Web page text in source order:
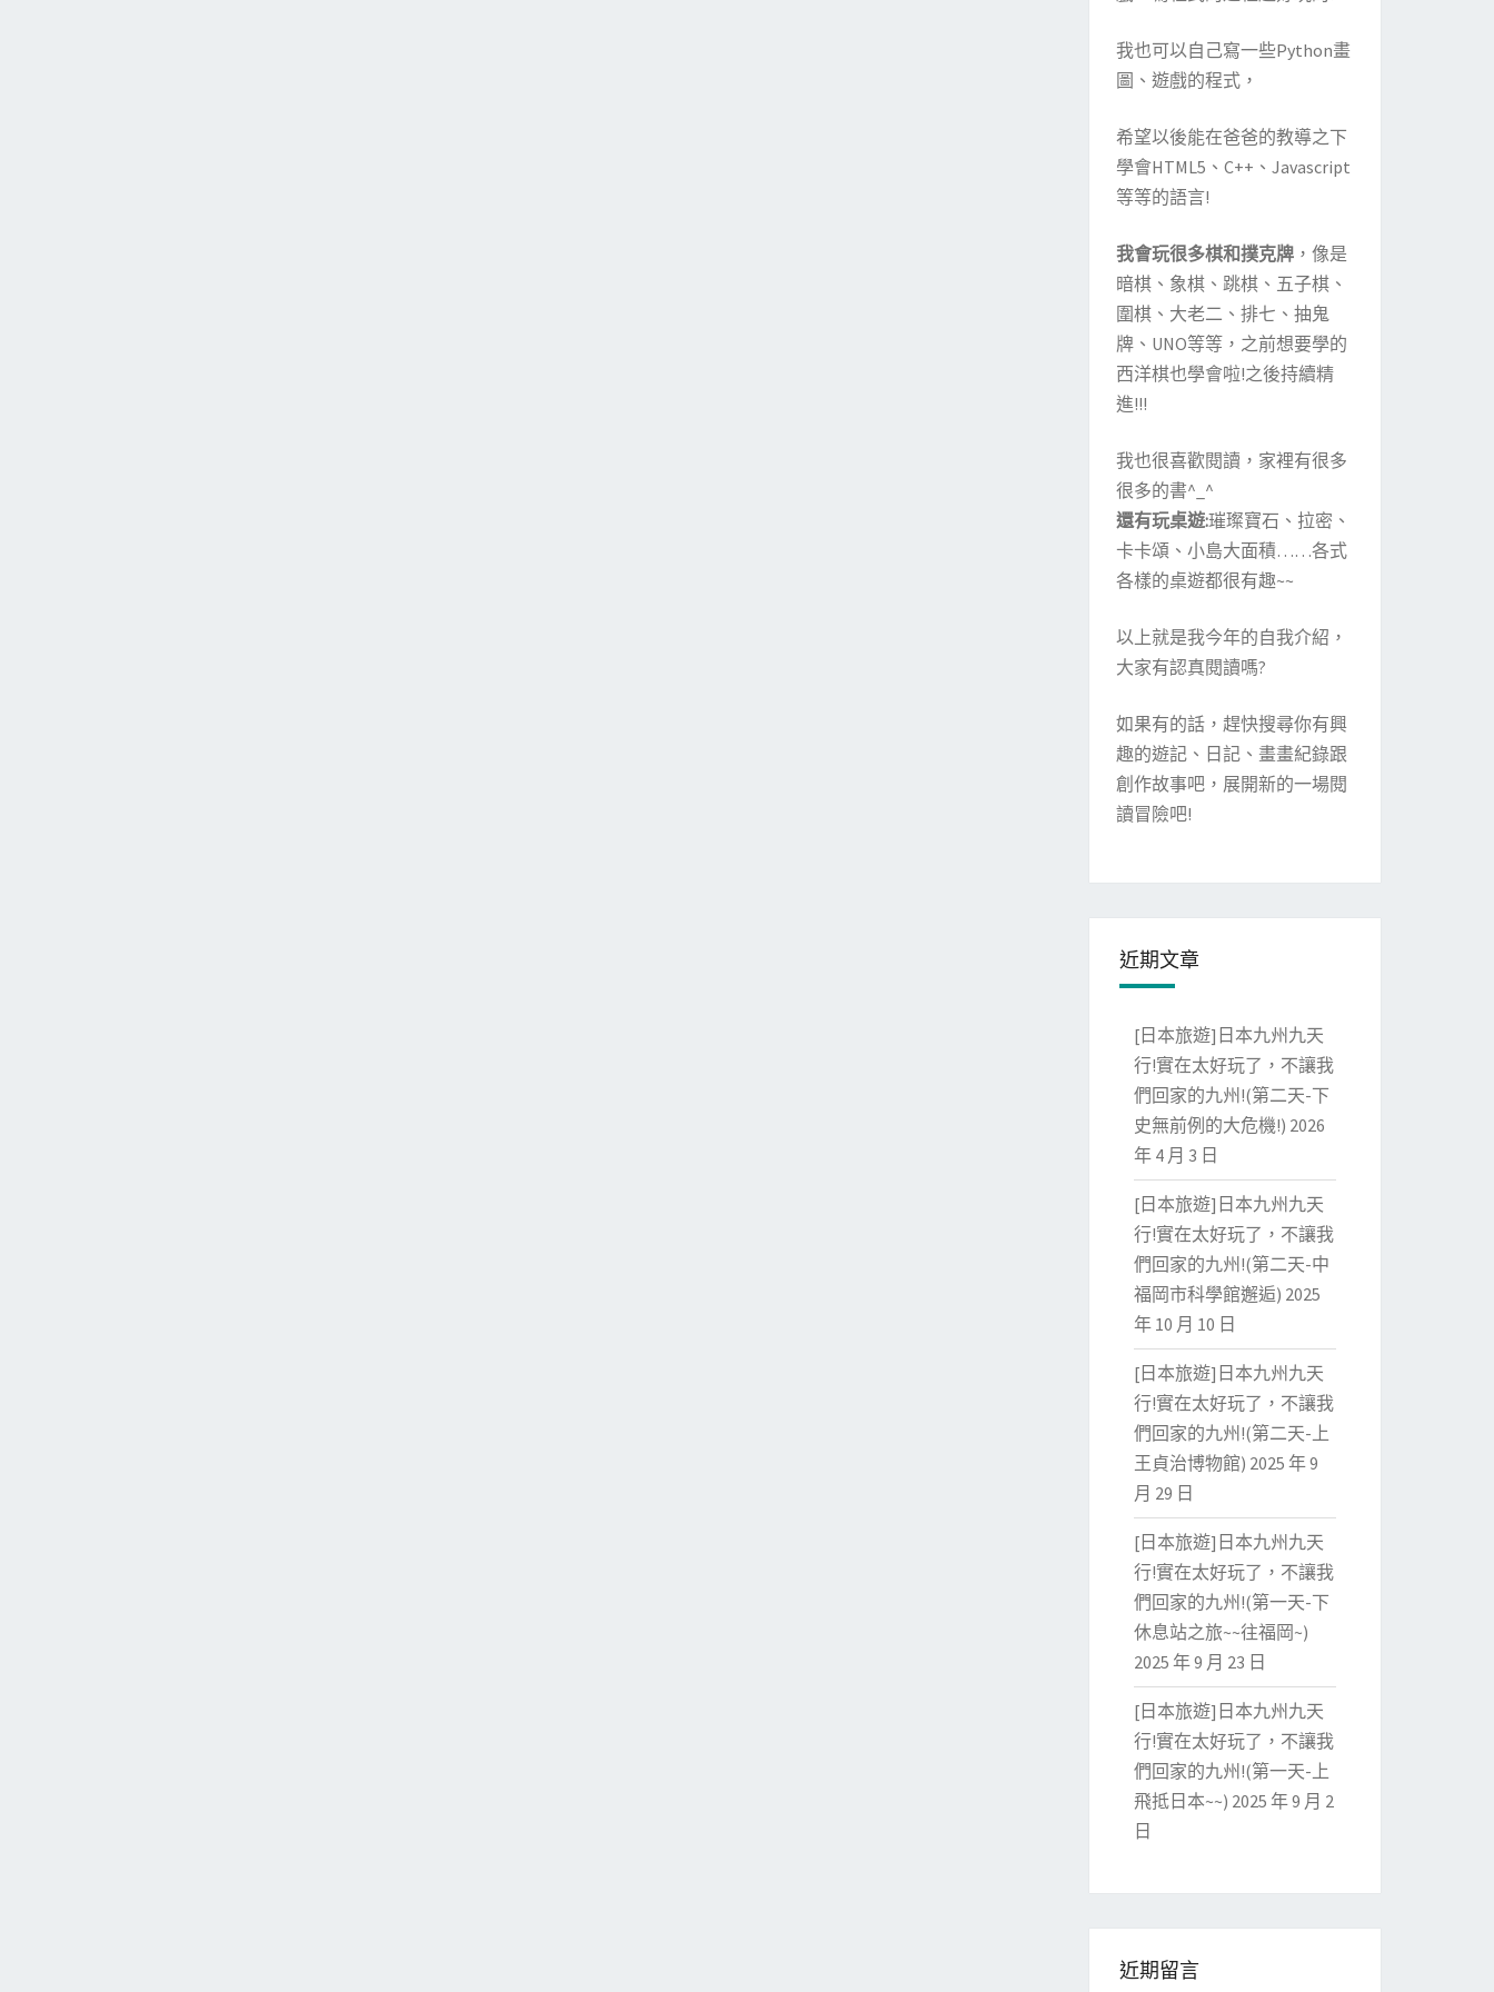
我也可以自己寫一些Python畫
圖、遊戲的程式，
希望以後能在爸爸的教導之下
學會HTML5、C++、Javascript
等等的語言!
我會玩很多棋和撲克牌，像是
暗棋、象棋、跳棋、五子棋、
圍棋、大老二、排七、抽鬼
牌、UNO等等，之前想要學的
西洋棋也學會啦!之後持續精
進!!!
我也很喜歡閱讀，家裡有很多
很多的書^_^
還有玩桌遊:璀璨寶石、拉密、
卡卡頌、小島大面積……各式
各樣的桌遊都很有趣~~
以上就是我今年的自我介紹，
大家有認真閱讀嗎?
如果有的話，趕快搜尋你有興
趣的遊記、日記、畫畫紀錄跟
創作故事吧，展開新的一場閱
讀冒險吧!
近期文章
[日本旅遊]日本九州九天
行!實在太好玩了，不讓我
們回家的九州!(第二天-下
史無前例的大危機!) 2026
年 4 月 3 日
[日本旅遊]日本九州九天
行!實在太好玩了，不讓我
們回家的九州!(第二天-中
福岡市科學館邂逅) 2025
年 10 月 10 日
[日本旅遊]日本九州九天
行!實在太好玩了，不讓我
們回家的九州!(第二天-上
王貞治博物館) 2025 年 9
月 29 日
[日本旅遊]日本九州九天
行!實在太好玩了，不讓我
們回家的九州!(第一天-下
休息站之旅~~往福岡~)
2025 年 9 月 23 日
[日本旅遊]日本九州九天
行!實在太好玩了，不讓我
們回家的九州!(第一天-上
飛抵日本~~) 2025 年 9 月 2
日
近期留言